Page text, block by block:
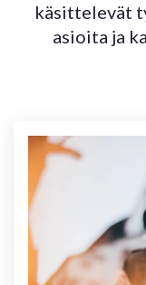
käsittelevät
asioita ja